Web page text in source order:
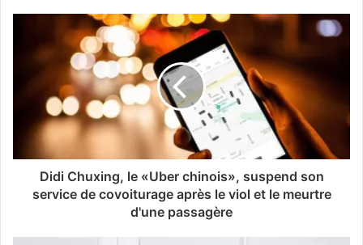
Didi Chuxing, le «Uber chinois», suspend son
service de covoiturage après le viol et le meurtre
d'une passagère